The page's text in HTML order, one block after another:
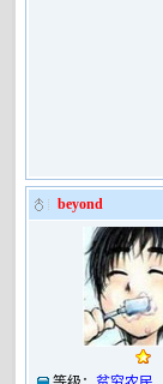
beyond